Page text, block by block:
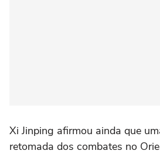
Xi Jinping afirmou ainda que
retomada dos combates no